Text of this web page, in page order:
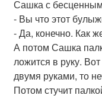
Сашка с
- Вы что этот
- Да, конечно. Как
А потом Сашка
ложится в руку.
двумя руками, то
Потом стучит